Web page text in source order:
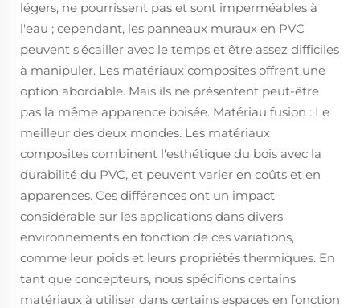
légers, ne pourrissent pas et sont imperméables à
l'eau ; cependant, les panneaux muraux en PVC
peuvent s'écailler avec le temps et être assez difficiles
à manipuler. Les matériaux composites offrent une
option abordable. Mais ils ne présentent peut-être
pas la même apparence boisée. Matériau fusion : Le
meilleur des deux mondes. Les matériaux
composites combinent l'esthétique du bois avec la
durabilité du PVC, et peuvent varier en coûts et en
apparences. Ces différences ont un impact
considérable sur les applications dans divers
environnements en fonction de ces variations,
comme leur poids et leurs propriétés thermiques. En
tant que concepteurs, nous spécifions certains
matériaux à utiliser dans certains espaces en fonction